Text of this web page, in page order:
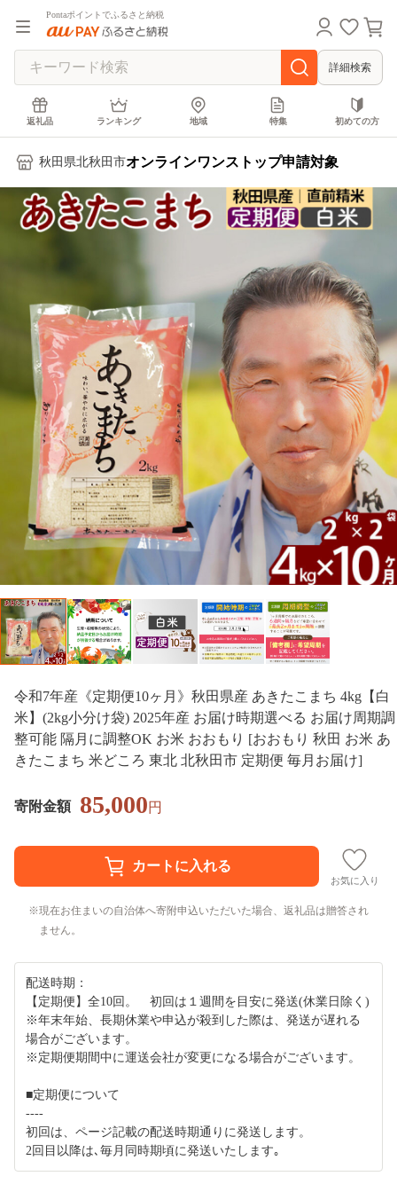
Pontaポイントでふるさと納税
詳細検索
返礼品 ランキング 地域 特集 初めての方
秋田県北秋田市オンラインワンストップ申請対象
令和7年産《定期便10ヶ月》秋田県産 あきたこまち 4kg【白
米】(2kg小分け袋) 2025年産 お届け時期選べる お届け周期調
整可能 隔月に調整OK お米 おおもり [おおもり 秋田 お米 あ
きたこまち 米どころ 東北 北秋田市 定期便 毎月お届け]
寄附金額 85,000円
お気に入り
現在お住まいの自治体へ寄附申込いただいた場合、返礼品は贈答され
ません。
配送時期：
【定期便】全10回。 初回は１週間を目安に発送(休業日除く)
※年末年始、長期休業や申込が殺到した際は、発送が遅れる
場合がございます。
※定期便期間中に運送会社が変更になる場合がございます。
■定期便について
----
初回は、ページ記載の配送時期通りに発送します。
2回目以降は､毎月同時期頃に発送いたします｡